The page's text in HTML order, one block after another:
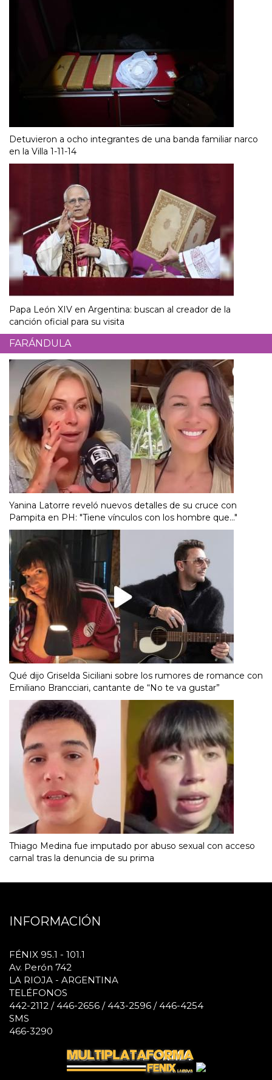
Detuvieron a ocho integrantes de una banda familiar narco
en la Villa 1-11-14
Papa León XIV en Argentina: buscan al creador de la
canción oficial para su visita
FARÁNDULA
Yanina Latorre reveló nuevos detalles de su cruce con
Pampita en PH: "Tiene vínculos con los hombre que..."
Qué dijo Griselda Siciliani sobre los rumores de romance con
Emiliano Brancciari, cantante de “No te va gustar”
Thiago Medina fue imputado por abuso sexual con acceso
carnal tras la denuncia de su prima
INFORMACIÓN
FÉNIX 95.1 - 101.1
Av. Perón 742
LA RIOJA - ARGENTINA
TELÉFONOS
442-2112 / 446-2656 / 443-2596 / 446-4254
SMS
466-3290